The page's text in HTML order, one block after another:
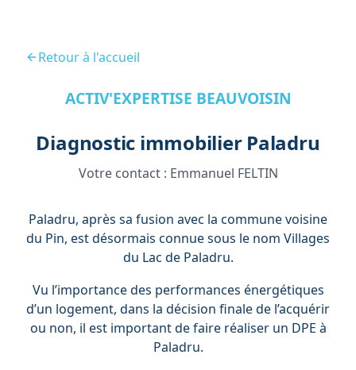
Retour à l'accueil
ACTIV'EXPERTISE BEAUVOISIN
Diagnostic immobilier Paladru
Votre contact : Emmanuel FELTIN
Paladru, après sa fusion avec la commune voisine
du Pin, est désormais connue sous le nom Villages
du Lac de Paladru.
Vu l’importance des performances énergétiques
d’un logement, dans la décision finale de l’acquérir
ou non, il est important de faire réaliser un DPE à
Paladru.